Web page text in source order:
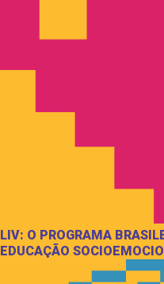
LIV: O PROGRAMA
EDUCAÇÃO